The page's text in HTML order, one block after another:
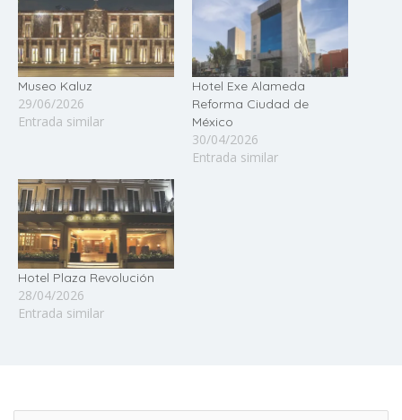
Museo Kaluz
29/06/2026
Entrada similar
Hotel Exe Alameda
Reforma Ciudad de
México
30/04/2026
Entrada similar
Hotel Plaza Revolución
28/04/2026
Entrada similar